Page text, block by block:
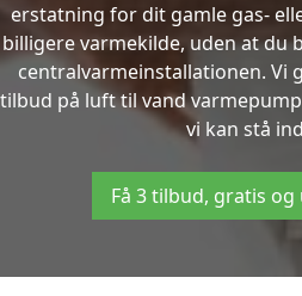
erstatning for dit gamle gas-
billigere varmekilde, uden at du
centralvarmeinstallationen. Vi
tilbud på luft til vand
vi kan stå
Få 3 tilbud, gratis